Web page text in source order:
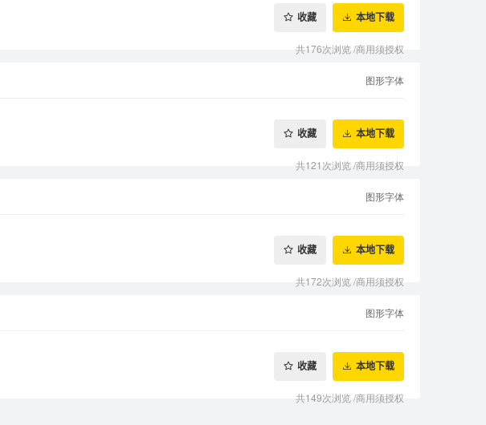
收藏 本地下载
共176次浏览/商用须授权
图形字体
收藏 本地下载
共121次浏览/商用须授权
图形字体
收藏 本地下载
共172次浏览/商用须授权
图形字体
收藏 本地下载
共149次浏览/商用须授权